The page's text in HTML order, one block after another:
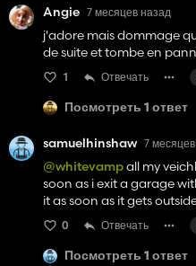
Angie 7 месяцев назад
j'adore mais dommage
de suite et tombe en
1 Отвечать
Посмотреть 1 ответ
samuelhinshaw 7
@whitevampall my
soon as i exit a garage
it as soon as it gets
0 Отвечать
Посмотреть 1 ответ